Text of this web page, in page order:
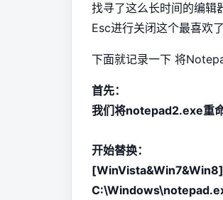
找寻了这么长时间的编
Esc进行关闭这个最喜欢
下面就记录一下 将
首先：
我们将notepad2.exe重
开始替换：
[WinVista&Win7&Win8]